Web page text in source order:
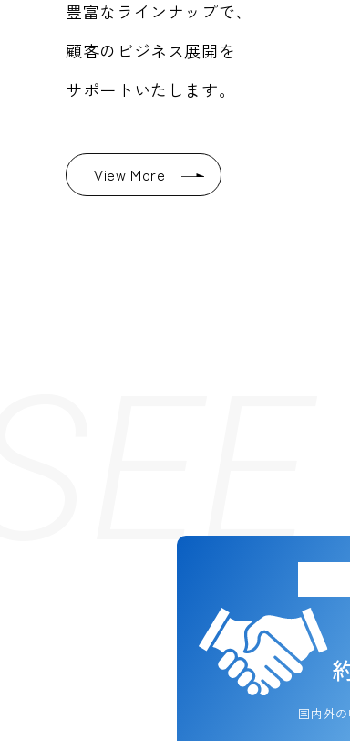
豊富なラインナップで、
顧客のビジネス展開を
サポートいたします。
View More
国内外